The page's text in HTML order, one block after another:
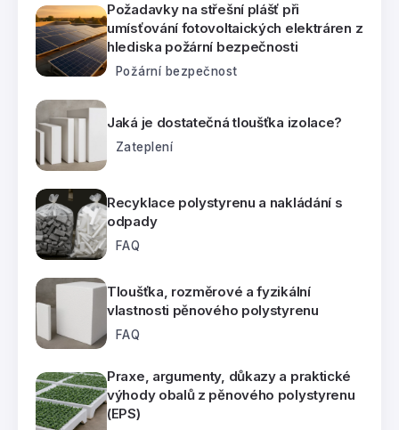
Požadavky na střešní plášť při
umísťování fotovoltaických elektráren z
hlediska požární bezpečnosti
Požární bezpečnost
Jaká je dostatečná tloušťka izolace?
Zateplení
Recyklace polystyrenu a nakládání s
odpady
FAQ
Tloušťka, rozměrové a fyzikální
vlastnosti pěnového polystyrenu
FAQ
Praxe, argumenty, důkazy a praktické
výhody obalů z pěnového polystyrenu
(EPS)